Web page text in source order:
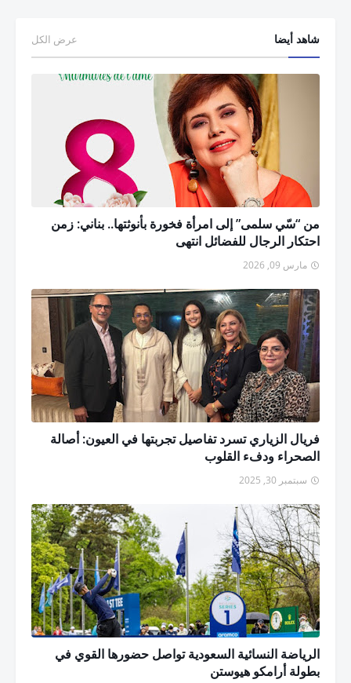
شاهد أيضا عرض الكل
من “سّي سلمى” إلى امرأة فخورة بأنوثتها.. بناني: زمن
احتكار الرجال للفضائل انتهى
مارس 09, 2026
فريال الزياري تسرد تفاصيل تجربتها في العيون: أصالة
الصحراء ودفء القلوب
سبتمبر 30, 2025
الرياضة النسائية السعودية تواصل حضورها القوي في
بطولة أرامكو هيوستن